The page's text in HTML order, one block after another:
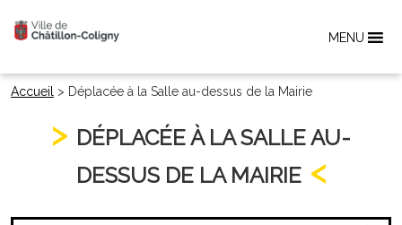
MENU
Accueil > Déplacée à la Salle au-dessus de la Mairie
DÉPLACÉE À LA SALLE AU-
DESSUS DE LA MAIRIE